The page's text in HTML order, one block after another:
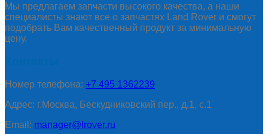
Мы предлагаем запчасти высокого качества, а наши
специалисты знают все о запчастях Land Rover и смогут
подобрать Вам качественный продукт за минимальную
цену.
Номер телефона: +7 495 1362239
Адрес: г.Москва, Бескудниковский пер., д.1, с.1
Email: manager@lrover.ru